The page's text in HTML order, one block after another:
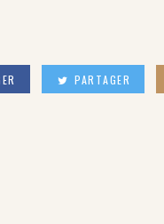
PARTAGER